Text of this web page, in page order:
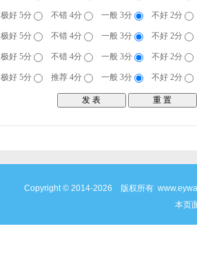
极好 5分 不错 4分 一般 3分 不好 2分
极好 5分 不错 4分 一般 3分 不好 2分
极好 5分 不错 4分 一般 3分 不好 2分
极好 5分 推荐 4分 一般 3分 不好 2分
Copyright © 2014-2026 版权所有
本页